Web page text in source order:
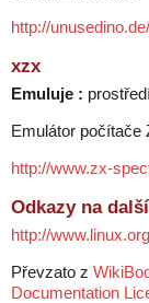
http://
xzx
Emuluje :
Emulátor počítače
http://www.zx-
Odkazy na
http://
Převzato z
Documentation